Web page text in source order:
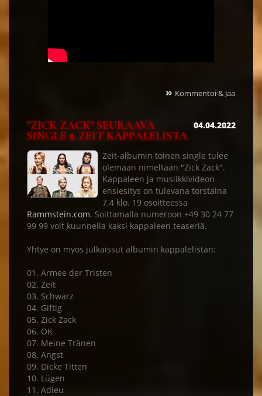
» Kommentoi & Jaa
"ZICK ZACK" SEURAAVA
SINGLE & ZEIT KAPPALELISTA
04.04.2022
Zeit-albumin toinen single tulee
olemaan nimeltään "Zick Zack".
Kappaleen ja musiikkivideon
ensiesitys on tulevana torstaina
7.4 klo. 19 osoitteessa
Rammstein.com. Soittamalla numeroon +49 30 24 77
99 99 voit kuunnella kaksi kappaleen teaseriä.
Yhtye on myös julkaissut albumin kappalelistan:
01. Armee der Tristen
02. Zeit
03. Schwarz
04. Giftig
05. Zick Zack
06. OK
07. Meine Tränen
08. Angst
09. Dicke Titten
10. Lügen
11. Adieu